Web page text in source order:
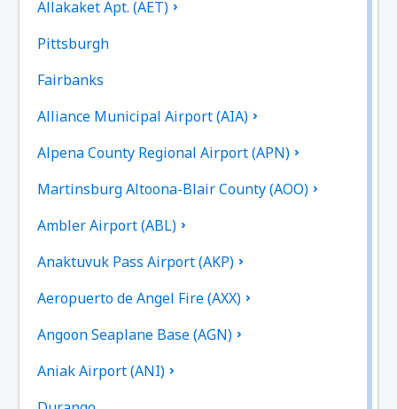
Allakaket Apt. (AET)
Pittsburgh
Fairbanks
Alliance Municipal Airport (AIA)
Alpena County Regional Airport (APN)
Martinsburg Altoona-Blair County (AOO)
Ambler Airport (ABL)
Anaktuvuk Pass Airport (AKP)
Aeropuerto de Angel Fire (AXX)
Angoon Seaplane Base (AGN)
Aniak Airport (ANI)